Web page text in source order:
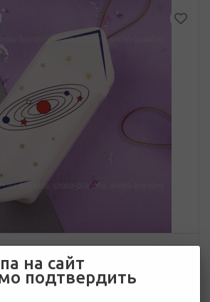
на сайт
подтвердить